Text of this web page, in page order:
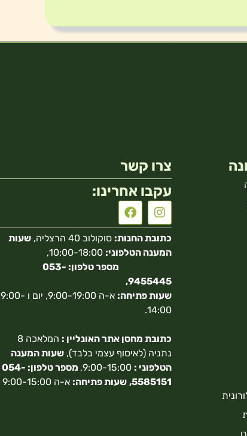
צרו קשר
עקבו אחרינו:
כתובת החנות: סוקולוב 40 הרצליה,
שעות
המענה הטלפוני:
10:00-18:00,
מספר טלפון: 053-
9455445,
שעות פתיחה:
א-ה 9:00-19:00, יום ו 9:00-
14:00.
כתובת מחסן אתר האונליין :
המלאכה 8
נתניה (לאיסוף עצמי בלבד),שעות המענה
הטלפוני : 9:00-15:00,
מספר טלפון: 054-
5585151, שעות פתיחה: א-ה 9:00-15:00